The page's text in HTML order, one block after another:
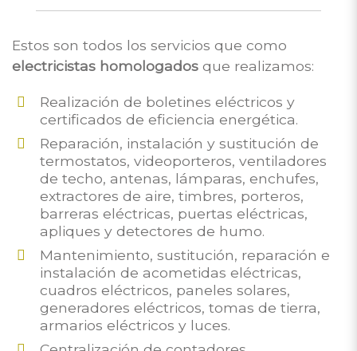
Estos son todos los servicios que como
electricistas homologados que realizamos:
Realización de boletines eléctricos y
certificados de eficiencia energética.
Reparación, instalación y sustitución de
termostatos, videoporteros, ventiladores
de techo, antenas, lámparas, enchufes,
extractores de aire, timbres, porteros,
barreras eléctricas, puertas eléctricas,
apliques y detectores de humo.
Mantenimiento, sustitución, reparación e
instalación de acometidas eléctricas,
cuadros eléctricos, paneles solares,
generadores eléctricos, tomas de tierra,
armarios eléctricos y luces.